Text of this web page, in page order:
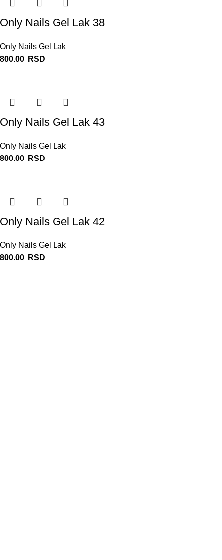
Only Nails Gel Lak 38
Only Nails Gel Lak
800.00 RSD
Only Nails Gel Lak 43
Only Nails Gel Lak
800.00 RSD
Only Nails Gel Lak 42
Only Nails Gel Lak
800.00 RSD